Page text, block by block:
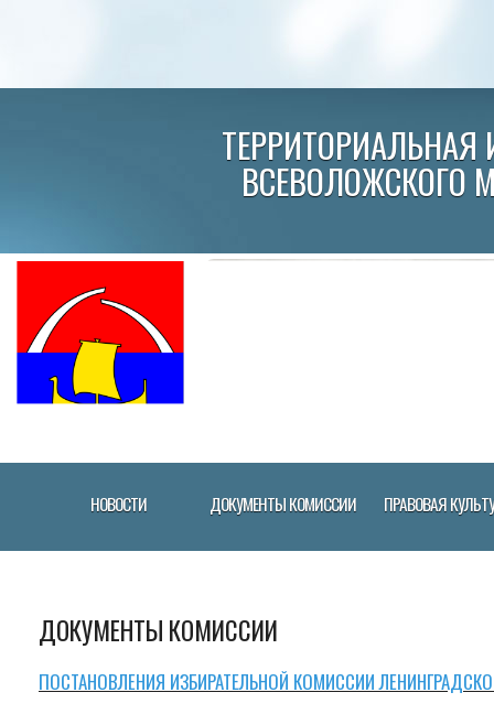
ВСЕВОЛОЖСКОГО
НОВОСТИ ДОКУМЕНТЫ КОМИССИИ ПРАВОВАЯ
ДОКУМЕНТЫ КОМИССИИ
ПОСТАНОВЛЕНИЯ ИЗБИРАТЕЛЬНОЙ КОМИССИИ